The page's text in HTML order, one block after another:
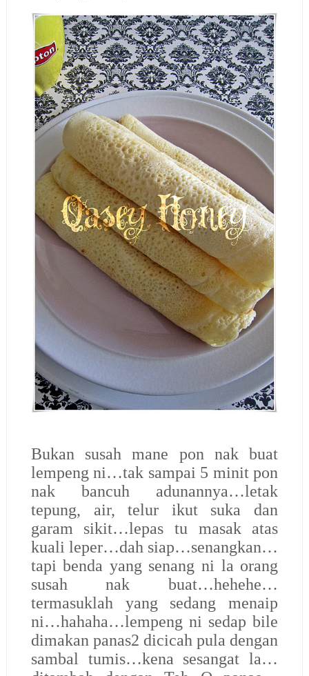
Bukan susah mane pon nak buat
lempeng ni…tak sampai 5 minit pon
nak bancuh adunannya…letak
tepung, air, telur ikut suka dan
garam sikit…lepas tu masak atas
kuali leper…dah siap…senangkan…
tapi benda yang senang ni la orang
susah nak buat…hehehe…
termasuklah yang sedang menaip
ni…hahaha…lempeng ni sedap bile
dimakan panas2 dicicah pula dengan
sambal tumis…kena sesangat la…